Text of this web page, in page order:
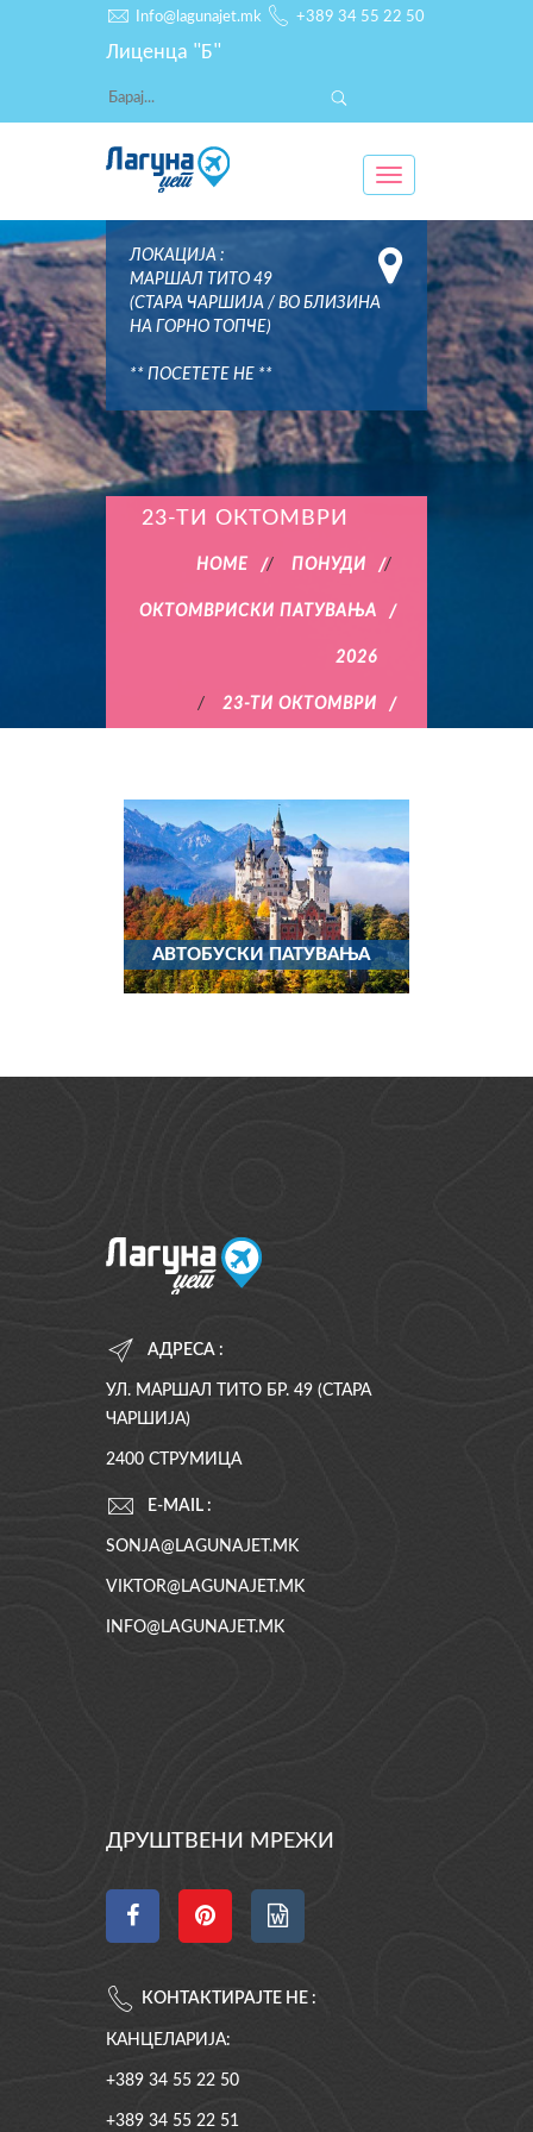
Info@lagunajet.mk +389 34 55 22 50
Лиценца "Б"
Toggle
ЛОКАЦИЈА :
МАРШАЛ ТИТО 49
(СТАРА ЧАРШИЈА / ВО БЛИЗИНА
НА ГОРНО ТОПЧЕ)
** ПОСЕТЕТЕ НЕ **
23-ТИ ОКТОМВРИ
HOME / ПОНУДИ /
ОКТОМВРИСКИ ПАТУВАЊА
2026
/ 23-ТИ ОКТОМВРИ
АВТОБУСКИ ПАТУВАЊА
АДРЕСА :
УЛ. МАРШАЛ ТИТО БР. 49 (СТАРА
ЧАРШИЈА)
2400 СТРУМИЦА
E-MAIL :
SONJA@LAGUNAJET.MK
VIKTOR@LAGUNAJET.MK
INFO@LAGUNAJET.MK
ДРУШТВЕНИ МРЕЖИ
КОНТАКТИРАЈТЕ НЕ :
КАНЦЕЛАРИЈА:
+389 34 55 22 50
+389 34 55 22 51